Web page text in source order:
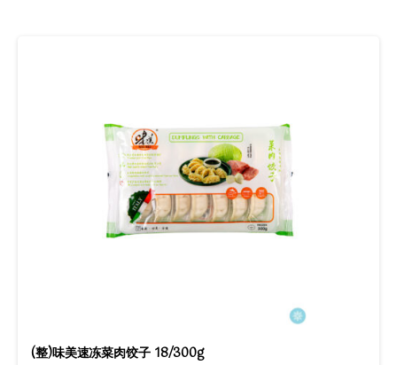
(整)味美速冻菜肉饺子 18/300g